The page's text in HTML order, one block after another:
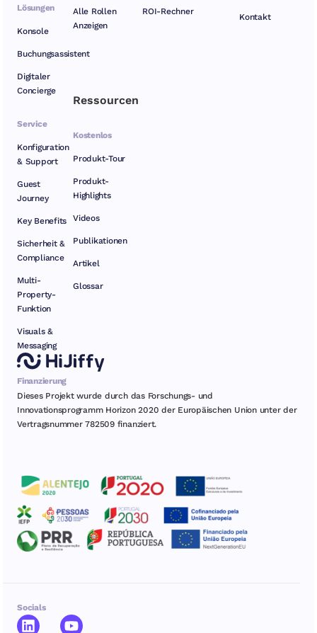
Finanzierung
Dieses Projekt wurde durch das Forschungs- und
Innovationsprogramm Horizon 2020 der Europäischen Union unter der
Vertragsnummer 782509 finanziert.
Socials
Lösungen
Konsole
Buchungsassistent
Digitaler
Concierge
Service
Konfiguration
& Support
Guest
Journey
Key Benefits
Sicherheit &
Compliance
Multi-
Property-
Funktion
Visuals &
Messaging
Alle Rollen
Anzeigen
Ressourcen
Kostenlos
Produkt-Tour
Produkt-
Highlights
Videos
Publikationen
Artikel
Glossar
Kontakt
ROI-Rechner